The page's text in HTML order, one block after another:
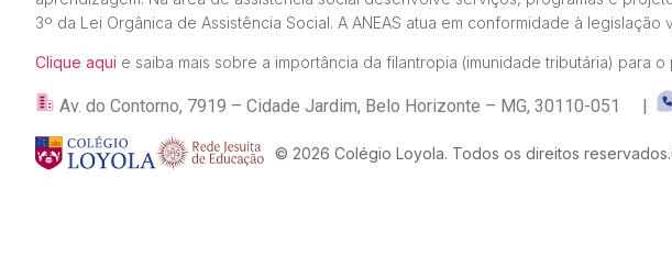
3º da Lei Orgânica de Assistência Social. A ANEAS atua em conformidade à
Clique aqui e saiba mais sobre a importância da filantropia (imunidade tributária) para o
Av. do Contorno, 7919 – Cidade Jardim, Belo Horizonte – MG, 30110-051 |
© 2026 Colégio Loyola. Todos os direitos reservados.